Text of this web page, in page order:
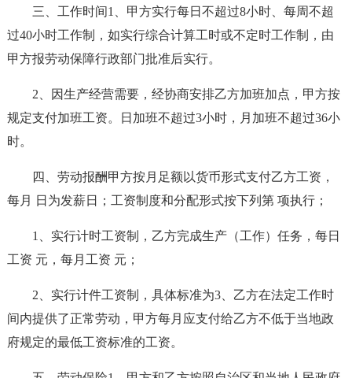
三、工作时间1、甲方实行每日不超过8小时、每周不超
过40小时工作制，如实行综合计算工时或不定时工作制，由
甲方报劳动保障行政部门批准后实行。
2、因生产经营需要，经协商安排乙方加班加点，甲方按
规定支付加班工资。日加班不超过3小时，月加班不超过36小
时。
四、劳动报酬甲方按月足额以货币形式支付乙方工资，
每月 日为发薪日；工资制度和分配形式按下列第 项执行；
1、实行计时工资制，乙方完成生产（工作）任务，每日
工资 元，每月工资 元；
2、实行计件工资制，具体标准为3、乙方在法定工作时
间内提供了正常劳动，甲方每月应支付给乙方不低于当地政
府规定的最低工资标准的工资。